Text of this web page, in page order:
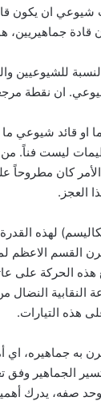
ان يكون
قادة
للشيوعيين
ان نقطة
او قائد شيوعي
ليست فناً.
الأمر كان
العجز.
لهذه
القسم الاعظم
الحركة على
النقابية النضال
هذه التيارات.
به جماهيره،
الجماهير وفق
صفه، يدرك